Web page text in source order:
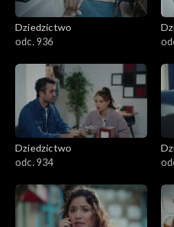
Dziedzictwo
odc. 936
Dziedzictwo
odc. 934